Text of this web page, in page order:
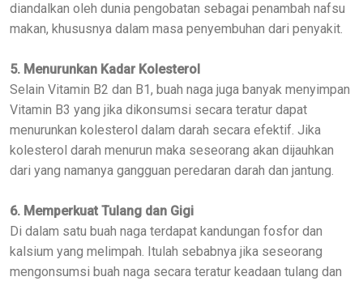
diandalkan oleh dunia pengobatan sebagai penambah nafsu
makan, khususnya dalam masa penyembuhan dari penyakit.
5. Menurunkan Kadar Kolesterol
Selain Vitamin B2 dan B1, buah naga juga banyak menyimpan
Vitamin B3 yang jika dikonsumsi secara teratur dapat
menurunkan kolesterol dalam darah secara efektif. Jika
kolesterol darah menurun maka seseorang akan dijauhkan
dari yang namanya gangguan peredaran darah dan jantung.
6. Memperkuat Tulang dan Gigi
Di dalam satu buah naga terdapat kandungan fosfor dan
kalsium yang melimpah. Itulah sebabnya jika seseorang
mengonsumsi buah naga secara teratur keadaan tulang dan